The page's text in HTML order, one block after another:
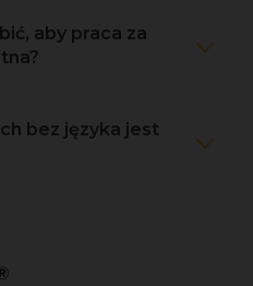
aby praca za
bez języka jest